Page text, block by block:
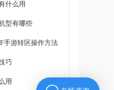
什么用
型有哪些
手游转区操作方法
巧
用